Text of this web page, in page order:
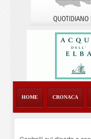
HOME CRONACA